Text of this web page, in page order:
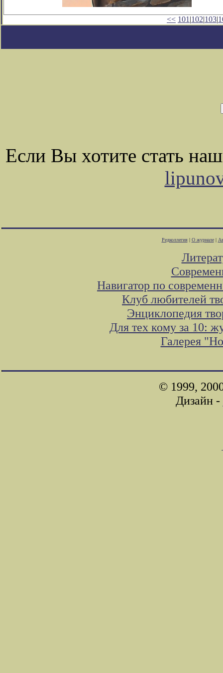
<< 101 |102|103|
Если Вы хотите стать
Редколлегия| О журнале|
Навигатор по
Клуб любителей
Энциклопедия
Для тех кому за 10:
Галерея
© 1999,
Дизайн -